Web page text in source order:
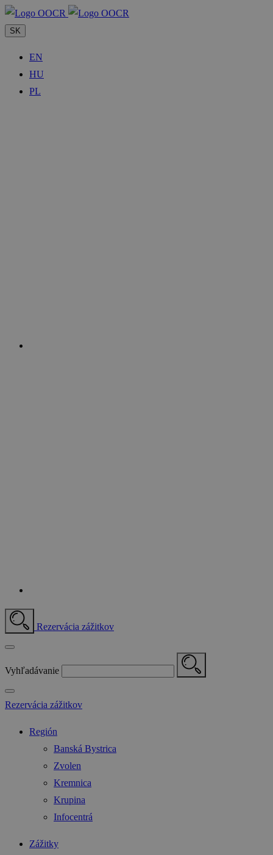
SK
EN
HU
PL
Rezervácia zážitkov
Vyhľadávanie
Rezervácia zážitkov
Región
Banská Bystrica
Zvolen
Kremnica
Krupina
Infocentrá
Zážitky